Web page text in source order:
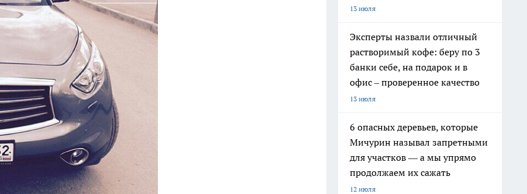
13 июля
Эксперты назвали отличный
растворимый кофе: беру по 3
банки себе, на подарок и в
офис – проверенное качество
13 июля
6 опасных деревьев, которые
Мичурин называл запретными
для участков — а мы упрямо
продолжаем их сажать
12 июля